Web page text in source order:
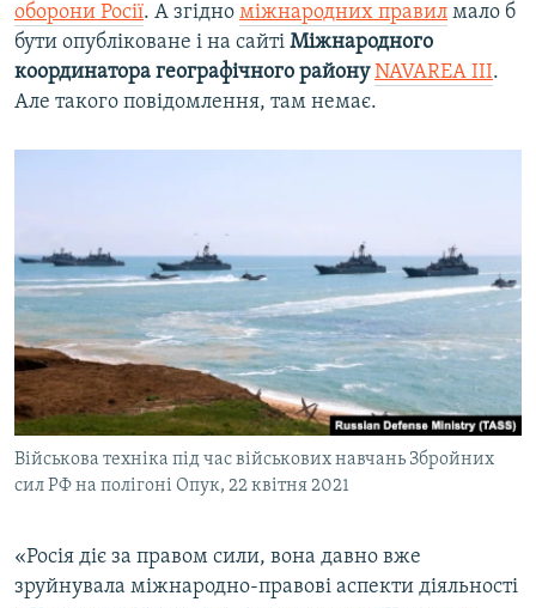
оборони Росії. А згідно міжнародних правил мало б
бути опубліковане і на сайті Міжнародного
координатора географічного району NAVAREA III.
Але такого повідомлення, там немає.
Військова техніка під час військових навчань Збройних
сил РФ на полігоні Опук, 22 квітня 2021
«Росія діє за правом сили, вона давно вже
зруйнувала міжнародно-правові аспекти діяльності